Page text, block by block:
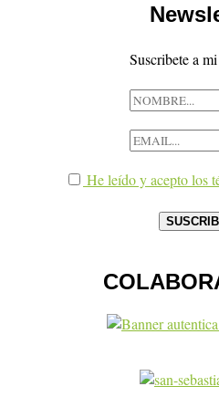
Suscribete a
He leído y acepto los